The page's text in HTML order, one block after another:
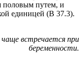
половым путем, и
единицей (В 37.3).
чаще встречается при
беременности.